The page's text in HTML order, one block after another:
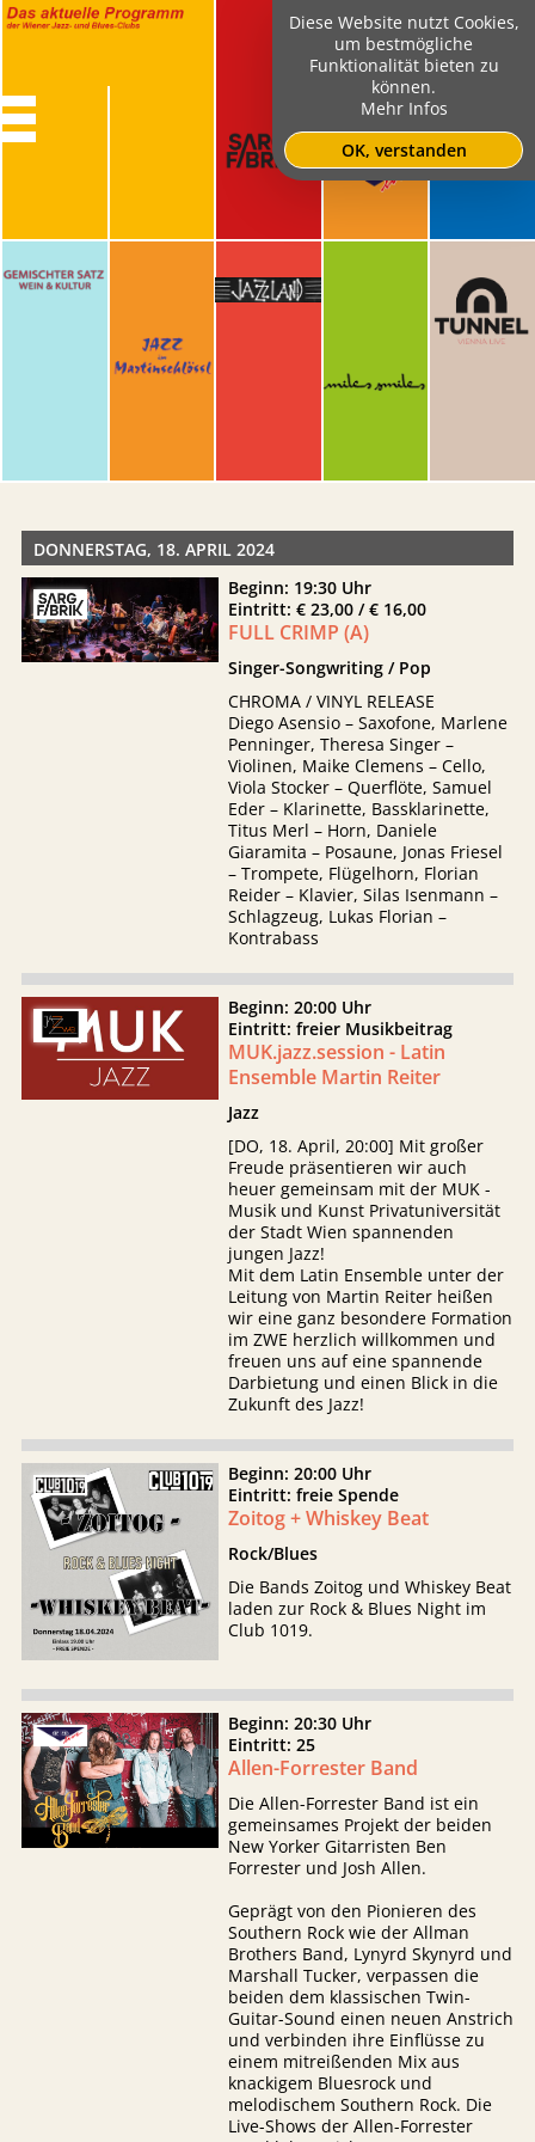
DONNERSTAG, 18. APRIL 2024
Beginn: 19:30 Uhr
Eintritt: € 23,00 / € 16,00
FULL CRIMP (A)
Singer-Songwriting / Pop
CHROMA / VINYL RELEASE
Diego Asensio – Saxofone, Marlene
Penninger, Theresa Singer –
Violinen, Maike Clemens – Cello,
Viola Stocker – Querflöte, Samuel
Eder – Klarinette, Bassklarinette,
Titus Merl – Horn, Daniele
Giaramita – Posaune, Jonas Friesel
– Trompete, Flügelhorn, Florian
Reider – Klavier, Silas Isenmann –
Schlagzeug, Lukas Florian –
Kontrabass
Beginn: 20:00 Uhr
Eintritt: freier Musikbeitrag
MUK.jazz.session - Latin
Ensemble Martin Reiter
Jazz
[DO, 18. April, 20:00] Mit großer
Freude präsentieren wir auch
heuer gemeinsam mit der MUK -
Musik und Kunst Privatuniversität
der Stadt Wien spannenden
jungen Jazz!
Mit dem Latin Ensemble unter der
Leitung von Martin Reiter heißen
wir eine ganz besondere Formation
im ZWE herzlich willkommen und
freuen uns auf eine spannende
Darbietung und einen Blick in die
Zukunft des Jazz!
Beginn: 20:00 Uhr
Eintritt: freie Spende
Zoitog + Whiskey Beat
Rock/Blues
Die Bands Zoitog und Whiskey Beat
laden zur Rock & Blues Night im
Club 1019.
Beginn: 20:30 Uhr
Eintritt: 25
Allen-Forrester Band
Die Allen-Forrester Band ist ein
gemeinsames Projekt der beiden
New Yorker Gitarristen Ben
Forrester und Josh Allen.
Geprägt von den Pionieren des
Southern Rock wie der Allman
Brothers Band, Lynyrd Skynyrd und
Marshall Tucker, verpassen die
beiden dem klassischen Twin-
Guitar-Sound einen neuen Anstrich
und verbinden ihre Einflüsse zu
einem mitreißenden Mix aus
knackigem Bluesrock und
melodischem Southern Rock. Die
Live-Shows der Allen-Forrester
Diese Website nutzt Cookies,
um bestmögliche
Funktionalität bieten zu
können.
Mehr Infos
OK, verstanden